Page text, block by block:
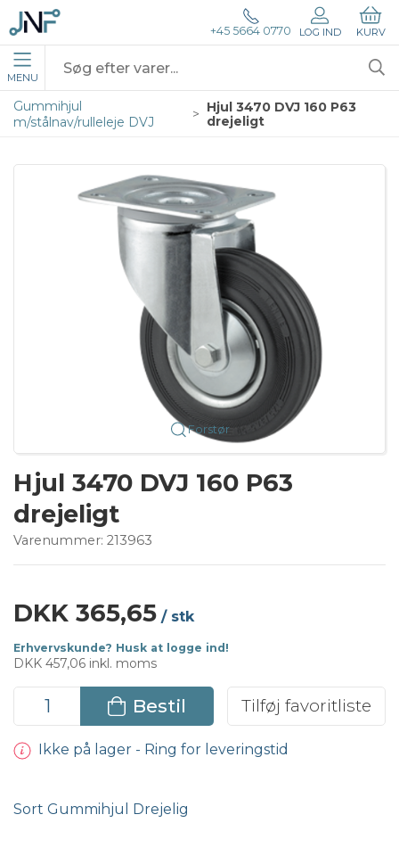
+45 5664 0770 LOG IND KURV
MENU
Gummihjul
m/stålnav/rulleleje DVJ
Hjul 3470 DVJ 160 P63
drejeligt
Forstør
Hjul 3470 DVJ 160 P63
drejeligt
Varenummer: 213963
DKK 365,65 / stk
Erhvervskunde? Husk at logge ind!
DKK 457,06 inkl. moms
Bestil Tilføj favoritliste
Ikke på lager - Ring for leveringstid
Sort Gummihjul Drejelig